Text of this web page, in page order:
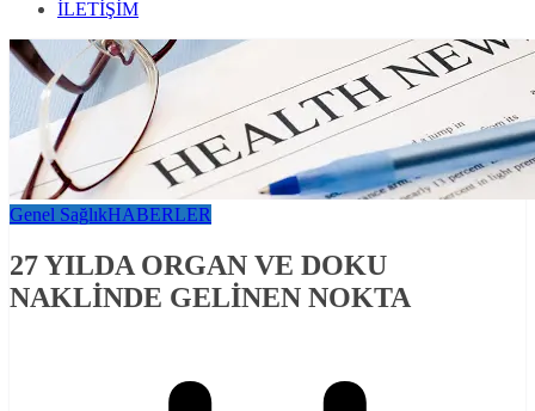
İLETİŞİM
Genel SağlıkHABERLER
27 YILDA ORGAN VE DOKU
NAKLİNDE GELİNEN NOKTA